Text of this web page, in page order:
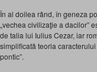
În al doilea rând, în geneza
„vechea civilizaţie a dacilor”
de talia lui Iulius Cezar, iar
simplificată teoria
pontic”.